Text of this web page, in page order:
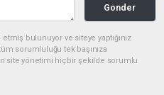
Gonder
bulunuyor ve siteye yaptığınız
sorumluluğu tek başınıza
site yönetimi hiçbir şekilde sorumlu